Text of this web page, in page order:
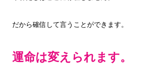
だから確信して言うことができます。
運命は変えられます。